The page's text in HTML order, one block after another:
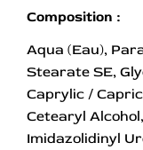
Composition :
Aqua (Eau),
Stearate SE,
Caprylic /
Cetearyl
Imidazolidinyl